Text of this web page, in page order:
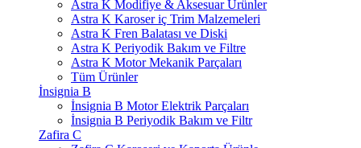
Astra K Modifiye & Aksesuar Ürünler
Astra K Karoser iç Trim Malzemeleri
Astra K Fren Balatası ve Diski
Astra K Periyodik Bakım ve Filtre
Astra K Motor Mekanik Parçaları
Tüm Ürünler
İnsignia B
İnsignia B Motor Elektrik Parçaları
İnsignia B Periyodik Bakım ve Filtr
Zafira C